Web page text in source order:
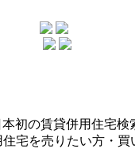
初の賃貸併用住宅
宅を売りたい方・買